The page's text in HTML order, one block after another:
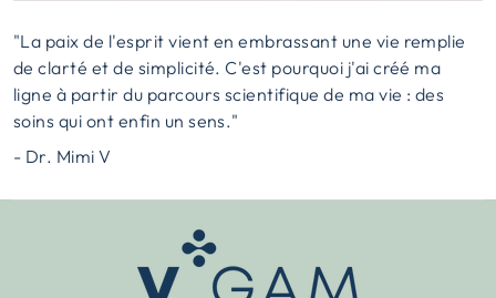
"La paix de l'esprit vient en embrassant une vie remplie
de clarté et de simplicité. C'est pourquoi j'ai créé ma
ligne à partir du parcours scientifique de ma vie : des
soins qui ont enfin un sens."
- Dr. Mimi V